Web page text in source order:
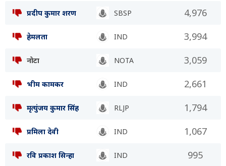
प्रदीप कुमार शरण SBSP 4,976
हेमलता IND 3,994
नोटा NOTA 3,059
भीम कामकर IND 2,661
मृत्युंजय कुमार सिंह RLJP 1,794
प्रमिला देवी IND 1,067
रवि प्रकाश सिन्हा IND 995